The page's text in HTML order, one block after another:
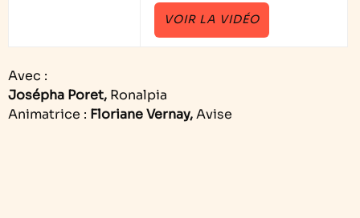
VOIR LA VIDÉO
Avec :
Josépha Poret, Ronalpia
Animatrice : Floriane Vernay,Avise